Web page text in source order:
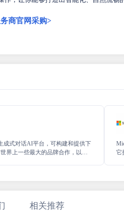
商官网采购>
成式对话AI平台，可构建和提供下
界上一些最大的品牌合作，以实
它
相关推荐